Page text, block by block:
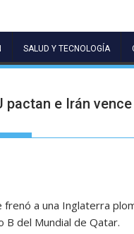
SALUD Y TECNOLOGÍA
pactan e Irán
frenó a una Inglaterra
B del Mundial de Qatar.